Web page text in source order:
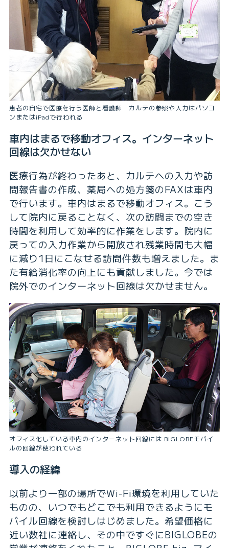
患者の自宅で医療を行う医師と看護師 カルテの参照や入力はパソコ
ンまたはiPadで行われる
車内はまるで移動オフィス。インターネット
回線は欠かせない
医療行為が終わったあと、カルテへの入力や訪
問報告書の作成、薬局への処方箋のFAXは車内
で行います。車内はまるで移動オフィス。こう
して院内に戻ることなく、次の訪問までの空き
時間を利用して効率的に作業をします。院内に
戻っての入力作業から開放され残業時間も大幅
に減り1日にこなせる訪問件数も増えました。ま
た有給消化率の向上にも貢献しました。今では
院外でのインターネット回線は欠かせません。
オフィス化している車内のインターネット回線には BIGLOBEモバイ
ルの回線が使われている
導入の経緯
以前より一部の場所でWi-Fi環境を利用していた
ものの、いつでもどこでも利用できるようにモ
バイル回線を検討しはじめました。希望価格に
近い数社に連絡し、その中ですぐにBIGLOBEの